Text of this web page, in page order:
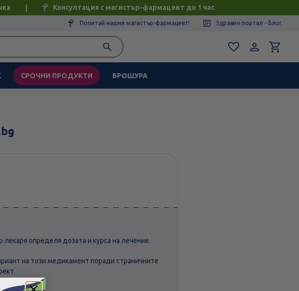
Консултация с магистър-фармацевт до 1 час
Попитай нашия магистър-фармацевт! Здравен портал - блог
СРОЧНИ ПРОДУКТИ БРОШУРА
определя дозата и курса на лечение.
на този медикамент поради страничните